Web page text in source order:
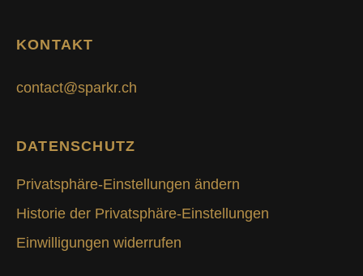
KONTAKT
contact@sparkr.ch
DATENSCHUTZ
Privatsphäre-Einstellungen ändern
Historie der Privatsphäre-Einstellungen
Einwilligungen widerrufen